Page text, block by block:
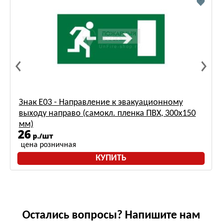
Знак Е03 - Направление к эвакуационному
выходу направо (самокл. пленка ПВХ, 300х150
мм)
26 р./шт
цена розничная
КУПИТЬ
Остались вопросы? Напишите нам